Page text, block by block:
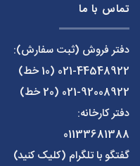
تماس با ما
دفتر فروش (ثبت سفارش):
021-44548922 (10 خط)
021-92008922 (20 خط)
دفتر کارخانه:
01133681388
گفتگو با تلگرام (کلیک کنید)